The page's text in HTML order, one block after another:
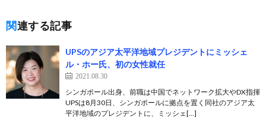
関連する記事
UPSのアジア太平洋地域プレジデントにミッシェ
ル・ホー氏、初の女性就任
2021.08.30
シンガポール出身、前職は中国でネットワーク拡大やDX指揮
UPSは8月30日、シンガポールに拠点を置く同社のアジア太
平洋地域のプレジデントに、ミッシェ[…]